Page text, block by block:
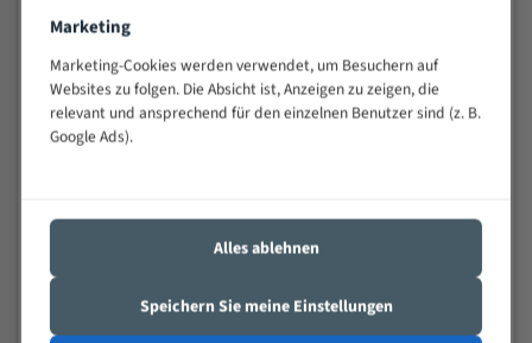
Technische Beschreibung:
Positiver Spanwinkel
Bandkörper aus hochlegiertem Federstahl
Legierte HSS-beschichtete Zahnspitzen
Marketing
Marketing-Cookies werden verwendet, um Besuchern auf
Websites zu folgen. Die Absicht ist, Anzeigen zu zeigen, die
relevant und ansprechend für den einzelnen Benutzer sind (z. B.
Google Ads).
Alles ablehnen
Speichern Sie meine Einstellungen